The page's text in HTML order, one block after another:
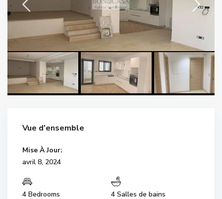
Vue d'ensemble
Mise À Jour:
avril 8, 2024
4 Bedrooms 4 Salles de bains